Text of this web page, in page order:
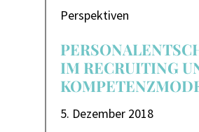
Perspektiven
5. Dezember 2018
IM RECRUITING